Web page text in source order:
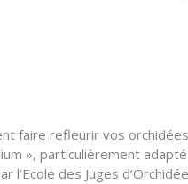
faire refleurir vos
», particulièrement
l’Ecole des Juges